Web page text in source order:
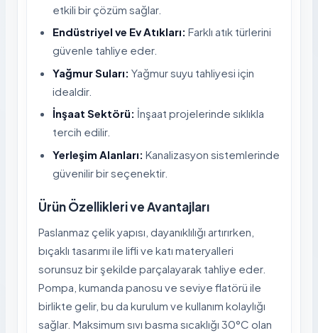
etkili bir çözüm sağlar.
Endüstriyel ve Ev Atıkları: Farklı atık türlerini
güvenle tahliye eder.
Yağmur Suları: Yağmur suyu tahliyesi için
idealdir.
İnşaat Sektörü: İnşaat projelerinde sıklıkla
tercih edilir.
Yerleşim Alanları: Kanalizasyon sistemlerinde
güvenilir bir seçenektir.
Ürün Özellikleri ve Avantajları
Paslanmaz çelik yapısı, dayanıklılığı artırırken,
bıçaklı tasarımı ile lifli ve katı materyalleri
sorunsuz bir şekilde parçalayarak tahliye eder.
Pompa, kumanda panosu ve seviye flatörü ile
birlikte gelir, bu da kurulum ve kullanım kolaylığı
sağlar. Maksimum sıvı basma sıcaklığı 30°C olan